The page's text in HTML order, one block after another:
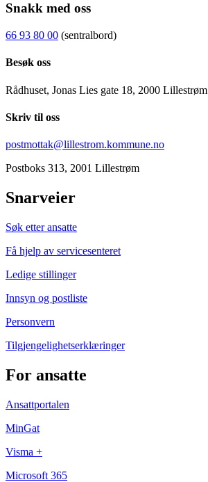
Snakk med oss
66 93 80 00 (sentralbord)
Besøk oss
Rådhuset, Jonas Lies gate 18, 2000 Lillestrøm
Skriv til oss
postmottak@lillestrom.kommune.no
Postboks 313, 2001 Lillestrøm
Snarveier
Søk etter ansatte
Få hjelp av servicesenteret
Ledige stillinger
Innsyn og postliste
Personvern
Tilgjengelighetserklæringer
For ansatte
Ansattportalen
MinGat
Visma +
Microsoft 365